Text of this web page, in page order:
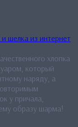
хлопка
который
наряду, а
у причала,
образу шарма!